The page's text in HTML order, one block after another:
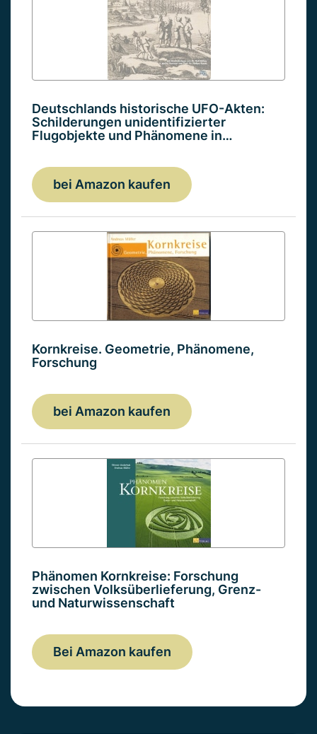
Deutschlands historische UFO-Akten:
Schilderungen unidentifizierter
Flugobjekte und Phänomene in…
bei Amazon kaufen
Kornkreise. Geometrie, Phänomene,
Forschung
bei Amazon kaufen
Phänomen Kornkreise: Forschung
zwischen Volksüberlieferung, Grenz-
und Naturwissenschaft
Bei Amazon kaufen